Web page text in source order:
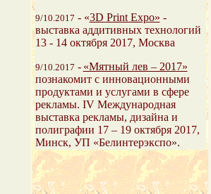
9/10.2017 - «3D Print Expo» -
выставка аддитивных технологий
13 - 14 октября 2017, Москва
9/10.2017 - «Мятный лев – 2017»
познакомит с инновационными
продуктами и услугами в сфере
рекламы. IV Международная
выставка рекламы, дизайна и
полиграфии 17 – 19 октября 2017,
Минск, УП «Белинтерэкспо».